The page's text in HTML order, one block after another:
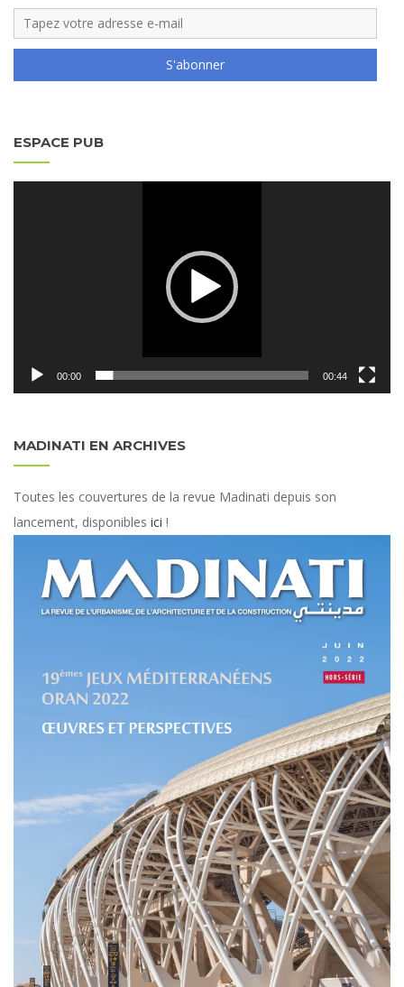
S'abonner
ESPACE PUB
00:00 00:44
MADINATI EN ARCHIVES
Toutes les couvertures de la revue Madinati depuis son
lancement, disponibles ici !